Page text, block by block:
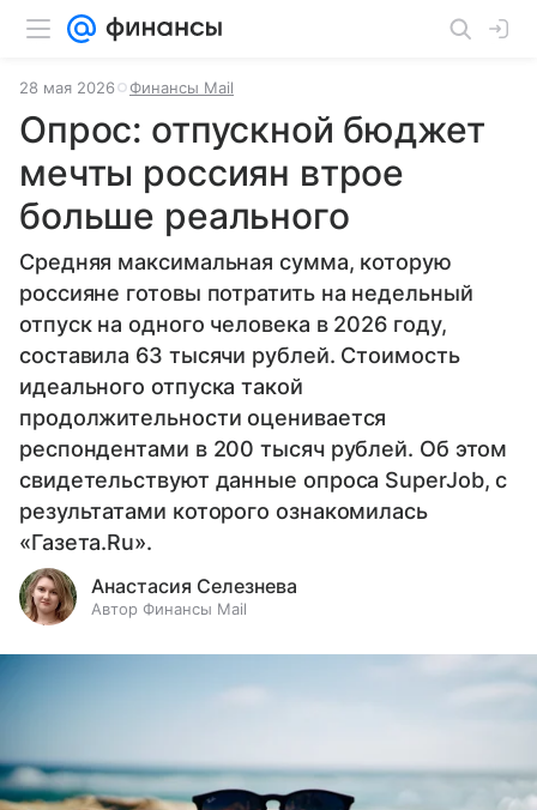
28 мая 2026 Финансы Mail
Опрос: отпускной бюджет
мечты россиян втрое
больше реального
Средняя максимальная сумма, которую
россияне готовы потратить на недельный
отпуск на одного человека в 2026 году,
составила 63 тысячи рублей. Стоимость
идеального отпуска такой
продолжительности оценивается
респондентами в 200 тысяч рублей. Об этом
свидетельствуют данные опроса SuperJob, с
результатами которого ознакомилась
«Газета.Ru».
Анастасия Селезнева
Автор Финансы Mail